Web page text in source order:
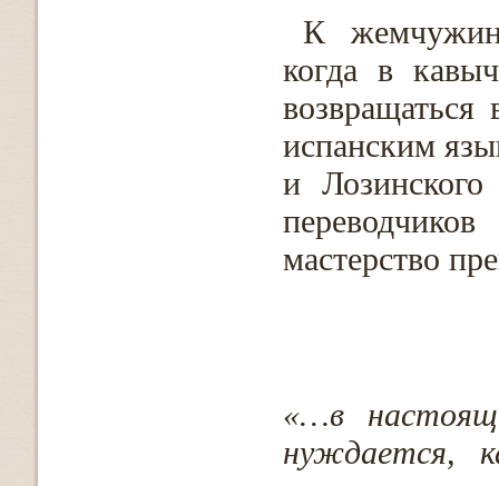
К
когда в
испанским
и
мастерство
«…в
нуждается,